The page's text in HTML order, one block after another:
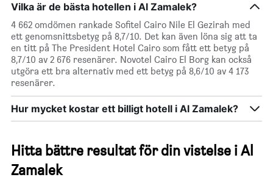
Vilka är de bästa hotellen i Al Zamalek?
4 662 omdömen rankade Sofitel Cairo Nile El Gezirah med
ett genomsnittsbetyg på 8,7/10. Det kan även löna sig att ta
en titt på The President Hotel Cairo som fått ett betyg på
8,7/10 av 2 676 resenärer. Novotel Cairo El Borg kan också
utgöra ett bra alternativ med ett betyg på 8,6/10 av 4 173
resenärer.
Hur mycket kostar ett billigt hotell i Al Zamalek?
Hitta bättre resultat för din vistelse i Al
Zamalek